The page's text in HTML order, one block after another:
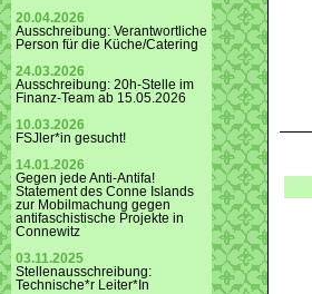
20.04.2026
Ausschreibung: Verantwortliche
Person für die Küche/Catering
24.03.2026
Ausschreibung: 20h-Stelle im
Finanz-Team ab 15.05.2026
10.03.2026
FSJler*in gesucht!
14.01.2026
Gegen jede Anti-Antifa!
Statement des Conne Islands
zur Mobilmachung gegen
antifaschistische Projekte in
Connewitz
03.11.2025
Stellenausschreibung:
Technische*r Leiter*In